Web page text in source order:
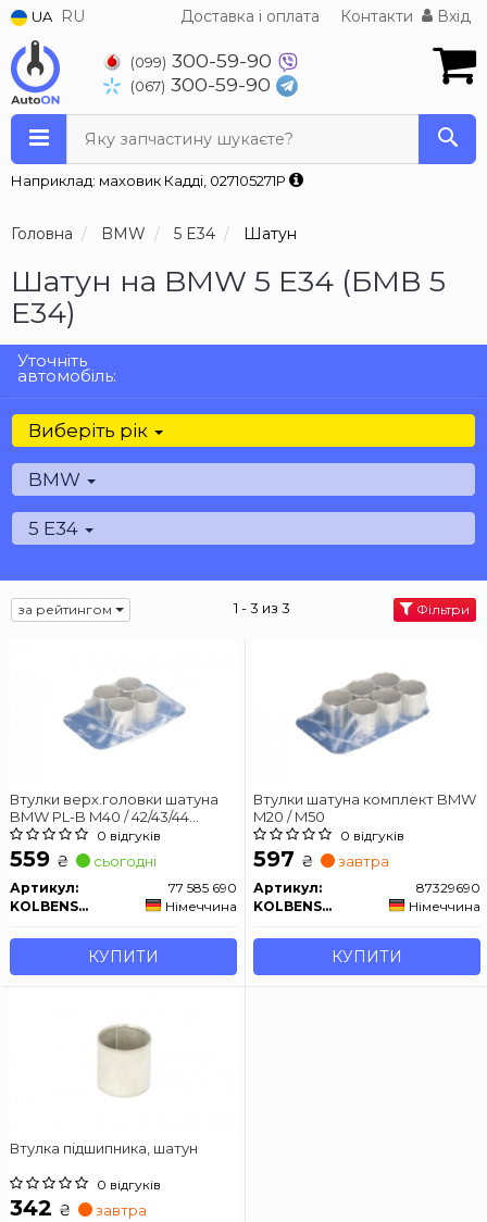
UA RU Доставка і оплата Контакти Вхід
(099) 300-59-90
(067) 300-59-90
Яку запчастину шукаєте?
Наприклад: маховик Кадді, 027105271P
Головна BMW 5 E34 Шатун
Шатун на BMW 5 E34 (БМВ 5
Е34)
Уточніть
автомобіль:
Виберіть рік
BMW
5 E34
за рейтингом 1 - 3 из 3 Фільтри
Втулки верх.головки шатуна
BMW PL-B M40 / 42/43/44
22X24X22 (Комплект 4шт)
0 відгуків
559 ₴ сьогодні
Артикул:
77 585 690
KOLBENSCHMIDT
Німеччина
КУПИТИ
Втулки шатуна комплект BMW
M20 / M50
0 відгуків
597 ₴ завтра
Артикул:
87329690
KOLBENSCHMIDT
Німеччина
КУПИТИ
Втулка підшипника, шатун
0 відгуків
342 ₴ завтра